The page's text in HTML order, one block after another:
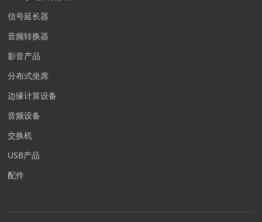
信号延长器
音频转换器
影音产品
分布式坐席
边缘计算设备
音频设备
交换机
USB产品
配件